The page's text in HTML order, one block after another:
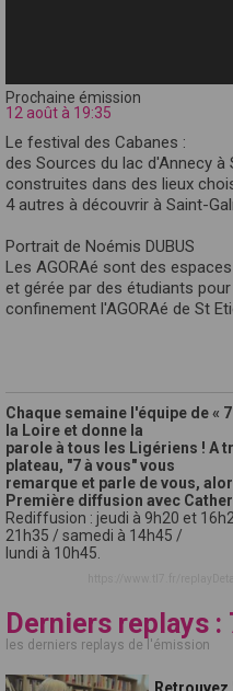
Prochaine émission
12 août à 19:35
Le festival des Cabanes :
des Sources du lac d'Annecy à
construites dans des lieux
4 autres à découvrir à Saint-
Portrait de Noémis DUBUS
Les AGORAé sont des
et gérée par des étudiants
confinement l'AGORAé de St
Chaque semaine l'équipe de «
la Loire et donne la
parole à tous les Ligériens ! A
plateau, "7 à vous" vous
remarque et parle de vous,
Première diffusion avec
Rediffusion : jeudi à 9h20 et
21h35 / samedi à 14h45 /
lundi à 10h45.
Derniers replays :
les derniers replays de l'émission